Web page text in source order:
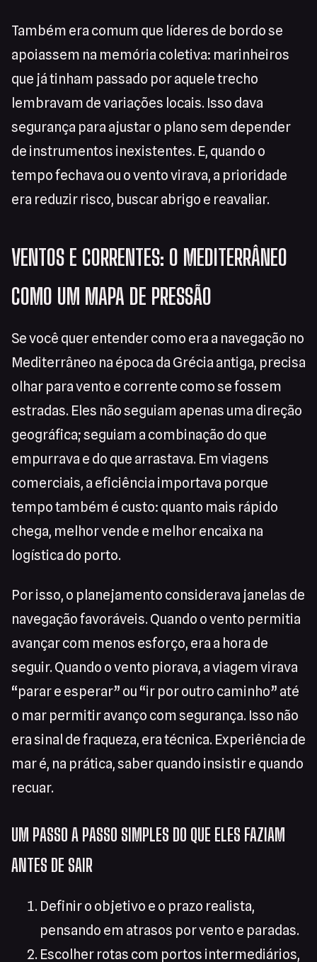
Também era comum que líderes de bordo se
apoiassem na memória coletiva: marinheiros
que já tinham passado por aquele trecho
lembravam de variações locais. Isso dava
segurança para ajustar o plano sem depender
de instrumentos inexistentes. E, quando o
tempo fechava ou o vento virava, a prioridade
era reduzir risco, buscar abrigo e reavaliar.
VENTOS E CORRENTES: O MEDITERRÂNEO
COMO UM MAPA DE PRESSÃO
Se você quer entender como era a navegação no
Mediterrâneo na época da Grécia antiga, precisa
olhar para vento e corrente como se fossem
estradas. Eles não seguiam apenas uma direção
geográfica; seguiam a combinação do que
empurrava e do que arrastava. Em viagens
comerciais, a eficiência importava porque
tempo também é custo: quanto mais rápido
chega, melhor vende e melhor encaixa na
logística do porto.
Por isso, o planejamento considerava janelas de
navegação favoráveis. Quando o vento permitia
avançar com menos esforço, era a hora de
seguir. Quando o vento piorava, a viagem virava
“parar e esperar” ou “ir por outro caminho” até
o mar permitir avanço com segurança. Isso não
era sinal de fraqueza, era técnica. Experiência de
mar é, na prática, saber quando insistir e quando
recuar.
UM PASSO A PASSO SIMPLES DO QUE ELES FAZIAM
ANTES DE SAIR
Definir o objetivo e o prazo realista,
pensando em atrasos por vento e paradas.
Escolher rotas com portos intermediários,